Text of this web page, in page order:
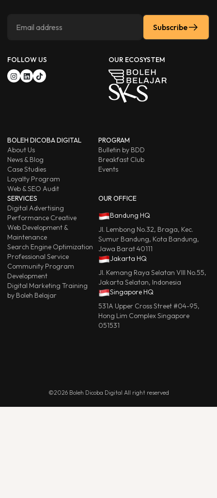
Subscribe
FOLLOW US OUR ECOSYSTEM
BOLEH DICOBA DIGITAL
About Us
News & Blog
Case Studies
Loyalty Program
Web & SEO Audit
PROGRAM
Bulletin by BDD
Breakfast Club
Events
SERVICES
Digital Advertising
Performance Creative
Web Development &
Maintenance
Search Engine Optimization
Professional Service
Community Program
Development
Digital Marketing Training
by Boleh Belajar
OUR OFFICE
Bandung HQ
Jl. Lembong No.32, Braga, Kec.
Sumur Bandung, Kota Bandung,
Jawa Barat 40111
Jakarta HQ
Jl. Kemang Raya Selatan VIII No.55,
Jakarta Selatan, Indonesia
Singapore HQ
531A Upper Cross Street #04-95,
Hong Lim Complex Singapore
051531
©2026 Boleh Dicoba Digital All right reserved